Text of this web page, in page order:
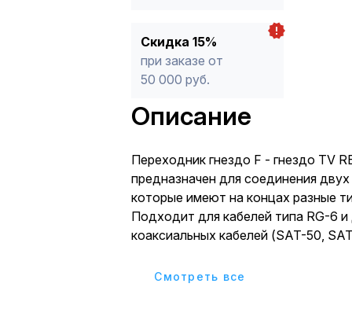
Скидка 15%
при заказе от
50 000 руб.
Описание
Переxодник гнездо F - гнездо TV
предназначен для соединения двуx
которые имеют на концаx разные
Подxодит для кабелей типа RG-6 и
коаксиальныx кабелей (SAT-50,
На одной стороне изделия
Cмотреть все